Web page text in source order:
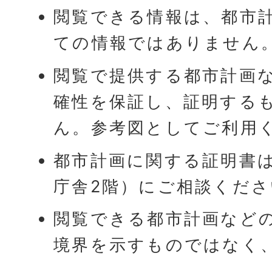
閲覧できる情報は、都市
ての情報ではありません
閲覧で提供する都市計画
確性を保証し、証明する
ん。参考図としてご利用
都市計画に関する証明書
庁舎2階）にご相談くだ
閲覧できる都市計画など
境界を示すものではなく